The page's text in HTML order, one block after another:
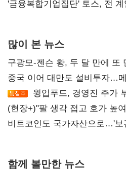
'금융복합기업집단' 토스, 전
많이 본 뉴스
구광모-젠슨 황, 두 달 만에 또
중국 이어 대만도 설비투자…메
윙입푸드, 경영진 주가
(현장+)"팔 생각 접고 호가 높
20억 키맞추기
비트코인도 국가자산으로…'보
함께 볼만한 뉴스